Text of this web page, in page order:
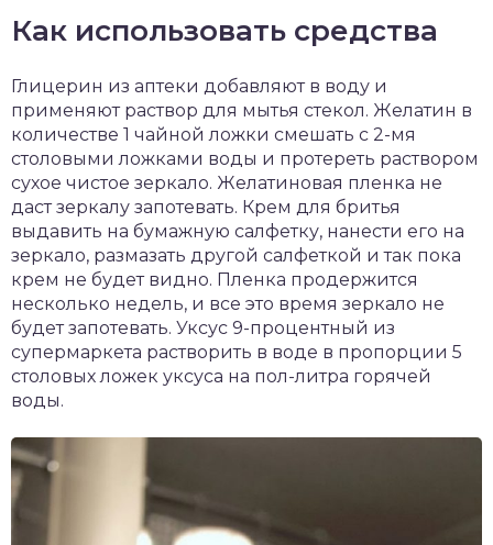
Как использовать средства
Глицерин из аптеки добавляют в воду и
применяют раствор для мытья стекол. Желатин в
количестве 1 чайной ложки смешать с 2-мя
столовыми ложками воды и протереть раствором
сухое чистое зеркало. Желатиновая пленка не
даст зеркалу запотевать. Крем для бритья
выдавить на бумажную салфетку, нанести его на
зеркало, размазать другой салфеткой и так пока
крем не будет видно. Пленка продержится
несколько недель, и все это время зеркало не
будет запотевать. Уксус 9-процентный из
супермаркета растворить в воде в пропорции 5
столовых ложек уксуса на пол-литра горячей
воды.